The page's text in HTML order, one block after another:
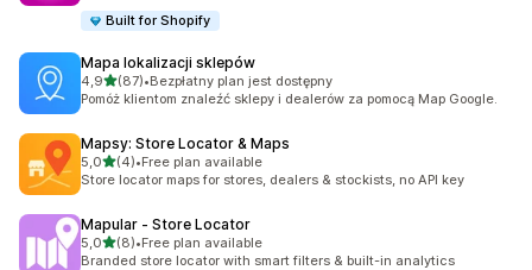
Built for Shopify
Mapa lokalizacji sklepów
4,9na 5 gwiazdek
(87)
Łączna liczba recenzji: 87
•Bezpłatny plan jest dostępny
Pomóż klientom znaleźć sklepy i dealerów za pomocą Map Google.
Mapsy: Store Locator & Maps
5,0na 5 gwiazdek
(4)
Łączna liczba recenzji: 4
•Free plan available
Store locator maps for stores, dealers & stockists, no API key
Mapular ‑ Store Locator
5,0na 5 gwiazdek
(8)
Łączna liczba recenzji: 8
•Free plan available
Branded store locator with smart filters & built-in analytics